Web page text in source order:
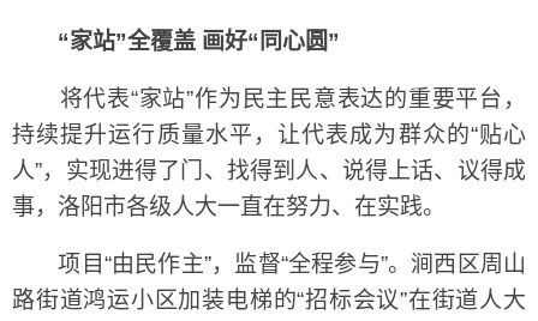
“家站”全覆盖 画好“同心圆”
将代表“家站”作为民主民意表达的重要平台，
持续提升运行质量水平，让代表成为群众的“贴心
人”，实现进得了门、找得到人、说得上话、议得成
事，洛阳市各级人大一直在努力、在实践。
项目“由民作主”，监督“全程参与”。涧西区周山
路街道鸿运小区加装电梯的“招标会议”在街道人大